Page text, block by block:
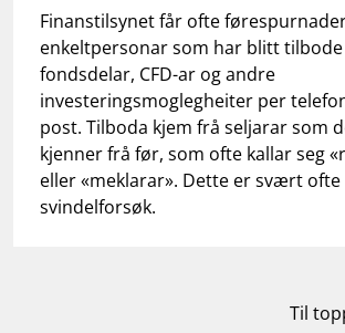
Finanstilsynet får ofte
enkeltpersonar som har blitt tilbode
fondsdelar, CFD-ar og andre
investeringsmoglegheiter per
post. Tilboda kjem frå seljarar som
kjenner frå før, som ofte kallar seg
eller «meklarar». Dette er svært
svindelforsøk.
Til